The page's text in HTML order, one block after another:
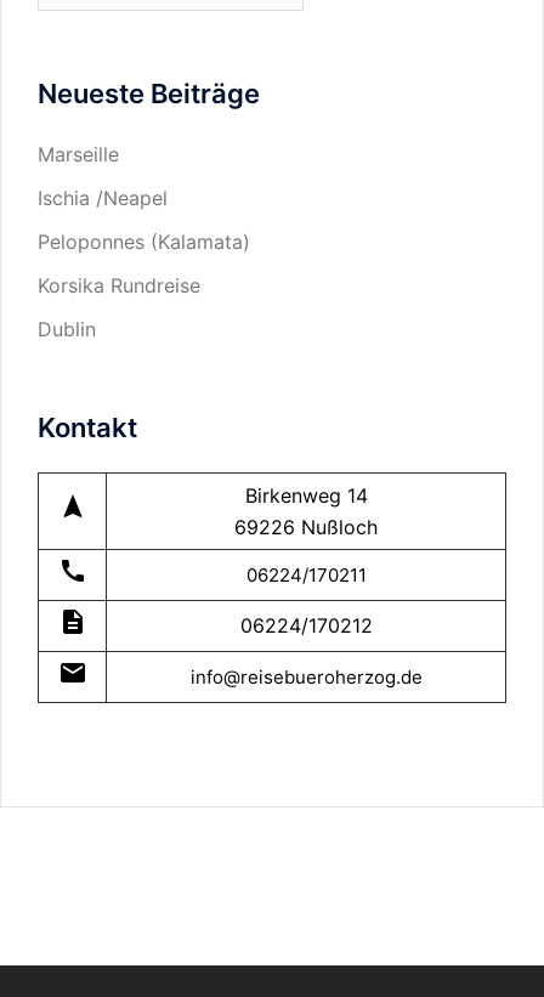
in…
Neueste Beiträge
Marseille
Ischia /Neapel
Peloponnes (Kalamata)
Korsika Rundreise
Dublin
Kontakt
navigation
Birkenweg 14
69226 Nußloch
call 06224/170211
description 06224/170212
mail info@reisebueroherzog.de